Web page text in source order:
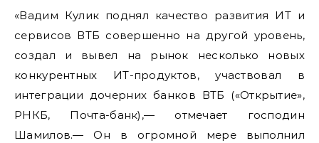
«Вадим Кулик поднял качество развития ИТ и
сервисов ВТБ совершенно на другой уровень,
создал и вывел на рынок несколько новых
конкурентных ИТ-продуктов, участвовал в
интеграции дочерних банков ВТБ («Открытие»,
РНКБ, Почта-банк),— отмечает господин
Шамилов.— Он в огромной мере выполнил